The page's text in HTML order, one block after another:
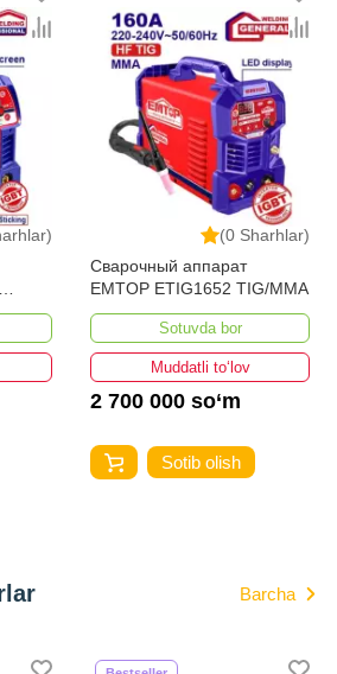
13.3
Сварочные аппараты (MMA-ARC)
(0 Sharhlar)
Сварочный аппарат
EMTOP ETIG1652 TIG/MMA
Sotuvda bor
Muddatli to‘lov
2 700 000 so‘m
Sotib olish
Barcha